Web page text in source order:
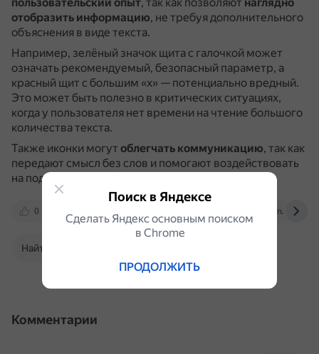
отобразить информацию, не требуя дополнительного
объяснения в виде текста.
Например, зелёный значок щита с галочкой может
означать рекомендуемый, безопасный параметр, а
красный щит с большим «x» — потенциально вредный.
Это может быть полезно в критических ситуациях,
когда у пользователя нет времени на чтение большого
количества текста.
Также иконки могут облегчать коммуникацию, так как
передают смысл без слов и помогают воздействовать
на подсознание.
0 www.seonews.ru
Найти в Поиске
Комментарии
Поиск в Яндексе
Сделать Яндекс основным поиском
в Сhrome
ПРОДОЛЖИТЬ